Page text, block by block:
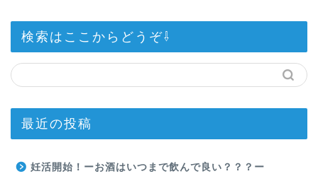
検索はここからどうぞ⇩
最近の投稿
妊活開始！ーお酒はいつまで飲んで良い？？？ー